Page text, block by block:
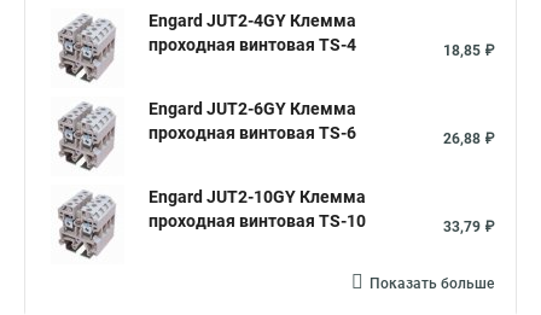
Engard JUT2-4GY Клемма
проходная винтовая TS-4
18,85 ₽
Engard JUT2-6GY Клемма
проходная винтовая TS-6
26,88 ₽
Engard JUT2-10GY Клемма
проходная винтовая TS-10
33,79 ₽
Показать больше